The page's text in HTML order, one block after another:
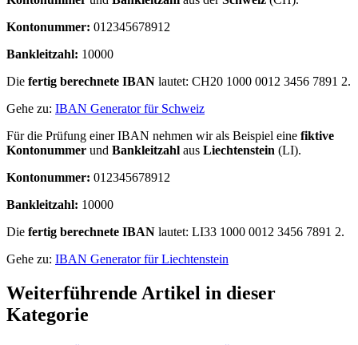
Kontonummer: 012345678912
Bankleitzahl: 10000
Die fertig berechnete IBAN lautet: CH20 1000 0012 3456 7891 2.
Gehe zu: IBAN Generator für Schweiz
Für die Prüfung einer IBAN nehmen wir als Beispiel eine fiktive
Kontonummer und Bankleitzahl aus Liechtenstein (LI).
Kontonummer: 012345678912
Bankleitzahl: 10000
Die fertig berechnete IBAN lautet: LI33 1000 0012 3456 7891 2.
Gehe zu: IBAN Generator für Liechtenstein
Weiterführende Artikel in dieser
Kategorie